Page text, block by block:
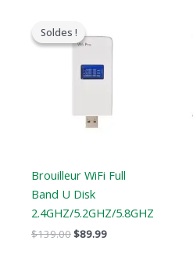
Soldes !
Soldes !
Brouilleur WiFi Full
Band U Disk
2.4GHZ/5.2GHZ/5.8GHZ
$139.00
original
était
$139.00.
$89.99
actuel